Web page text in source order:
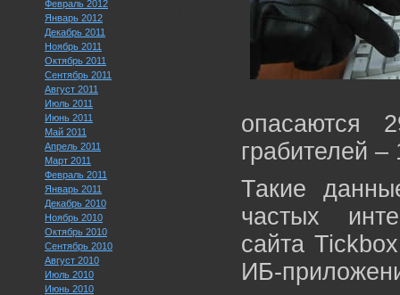
Февраль 2012
Январь 2012
Декабрь 2011
Ноябрь 2011
Октябрь 2011
Сентябрь 2011
Август 2011
Июль 2011
Июнь 2011
Май 2011
Апрель 2011
Март 2011
Февраль 2011
Январь 2011
Декабрь 2010
Ноябрь 2010
Октябрь 2010
Сентябрь 2010
Август 2010
Июль 2010
Июнь 2010
опасаются
грабителей –
Такие
частых
сайта
ИБ-